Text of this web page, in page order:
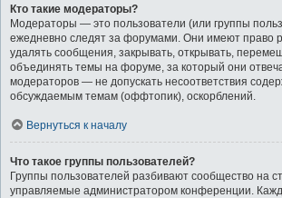
Кто такие модераторы?
Модераторы — это пользователи (или группы
ежедневно следят за форумами. Они имеют право
удалять сообщения, закрывать, открывать,
объединять темы на форуме, за который они
модераторов — не допускать несоответствия
обсуждаемым темам (оффтопик), оскорблений.
Вернуться к началу
Что такое группы пользователей?
Группы пользователей разбивают сообщество на
управляемые администратором конференции.